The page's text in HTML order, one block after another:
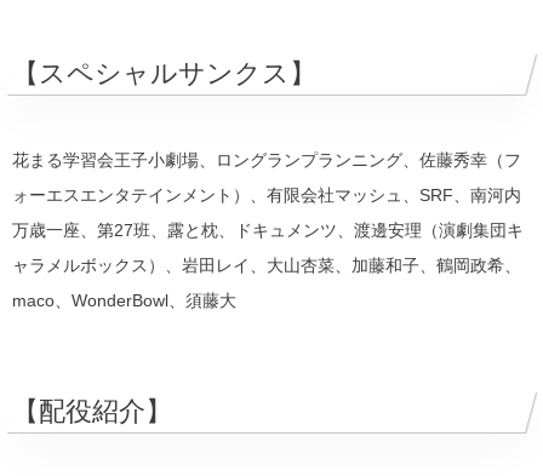
【スペシャルサンクス】
花まる学習会王子小劇場、ロングランプランニング、佐藤秀幸（フ
ォーエスエンタテインメント）、有限会社マッシュ、SRF、南河内
万歳一座、第27班、露と枕、ドキュメンツ、渡邊安理（演劇集団キ
ャラメルボックス）、岩田レイ、大山杏菜、加藤和子、鶴岡政希、
maco、WonderBowl、須藤大
【配役紹介】